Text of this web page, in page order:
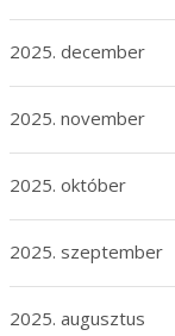
2025. december
2025. november
2025. október
2025. szeptember
2025. augusztus